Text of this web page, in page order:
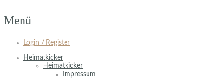
Menü
Login / Register
Heimatkicker
Heimatkicker
Impressum